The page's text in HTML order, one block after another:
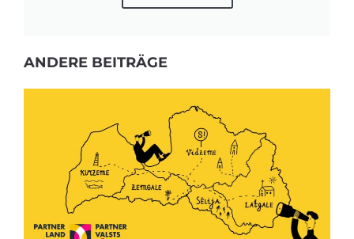
ANDERE BEITRÄGE